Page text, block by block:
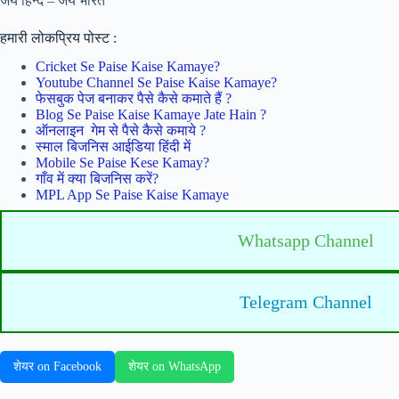
हमारी लोकप्रिय पोस्ट :
Cricket Se Paise Kaise Kamaye?
Youtube Channel Se Paise Kaise Kamaye?
फेसबुक पेज बनाकर पैसे कैसे कमाते हैं ?
Blog Se Paise Kaise Kamaye Jate Hain ?
ऑनलाइन गेम से पैसे कैसे कमाये ?
स्माल बिजनिस आईडिया हिंदी में
Mobile Se Paise Kese Kamay?
गाँव में क्या बिजनिस करें?
MPL App Se Paise Kaise Kamaye
Whatsapp Channel
Telegram Channel
शेयर on Facebook शेयर on WhatsApp